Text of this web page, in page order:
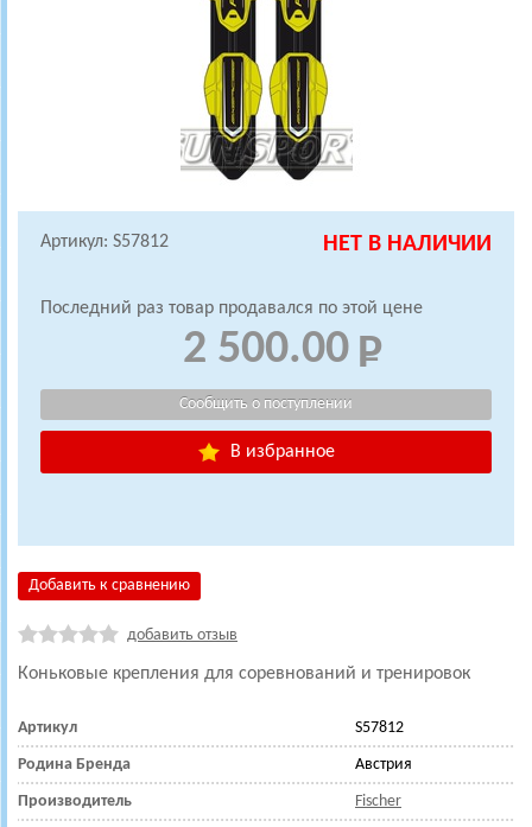
Артикул: S57812 НЕТ В НАЛИЧИИ
Последний раз товар продавался по этой цене
2 500.00
В избранное
Добавить к сравнению
добавить отзыв
Коньковые крепления для соревнований и тренировок
Артикул S57812
Родина Бренда Австрия
Производитель Fischer